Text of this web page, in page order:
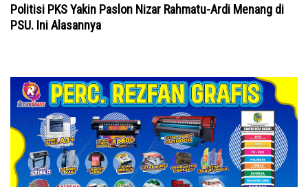
Politisi PKS Yakin Paslon Nizar Rahmatu-Ardi Menang di
PSU. Ini Alasannya